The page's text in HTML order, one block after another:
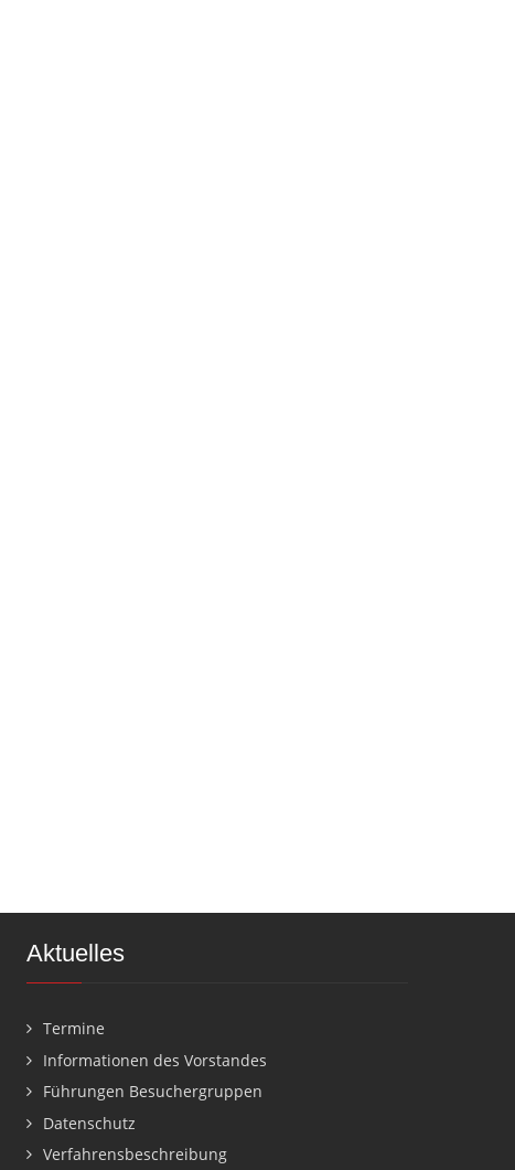
Aktuelles
Termine
Informationen des Vorstandes
Führungen Besuchergruppen
Datenschutz
Verfahrensbeschreibung